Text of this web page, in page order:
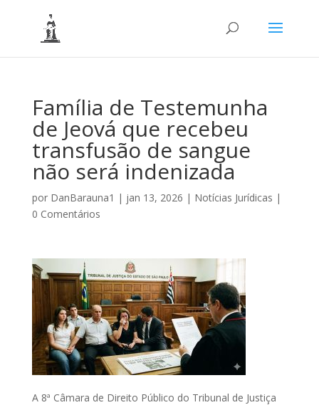
Família de Testemunha
de Jeová que recebeu
transfusão de sangue
não será indenizada
por DanBarauna1 | jan 13, 2026 | Notícias Jurídicas |
0 Comentários
A 8ª Câmara de Direito Público do Tribunal de Justiça